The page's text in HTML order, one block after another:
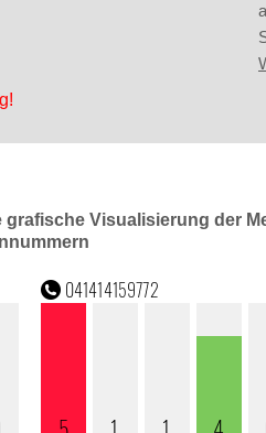
grafische Visualisierung der